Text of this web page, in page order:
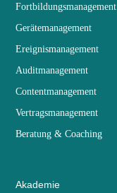
Fortbildungsmanagement
Gerätemanagement
Ereignismanagement
Auditmanagement
Contentmanagement
Vertragsmanagement
Beratung & Coaching
Akademie